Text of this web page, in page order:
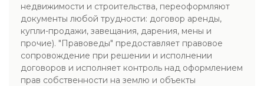
недвижимости и строительства, переоформляют
документы любой трудности: договор аренды,
купли-продажи, завещания, дарения, мены и
прочие). "Правоведы" предоставляет правовое
сопровождение при решении и исполнении
договоров и исполняет контроль над оформлением
прав собственности на землю и объекты